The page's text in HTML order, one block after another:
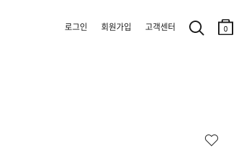
로그인 회원가입 고객센터 0